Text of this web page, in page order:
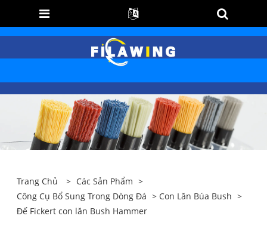
Trang Chủ > Các Sản Phẩm >
Công Cụ Bổ Sung Trong Dòng Đá > Con Lăn Búa Bush >
Đế Fickert con lăn Bush Hammer